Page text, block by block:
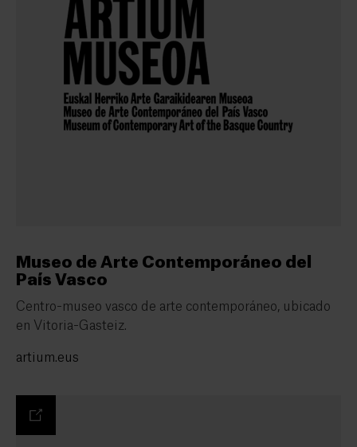
Museo de Arte Contemporáneo del
País Vasco
Centro-museo vasco de arte contemporáneo, ubicado
en Vitoria-Gasteiz.
artium.eus